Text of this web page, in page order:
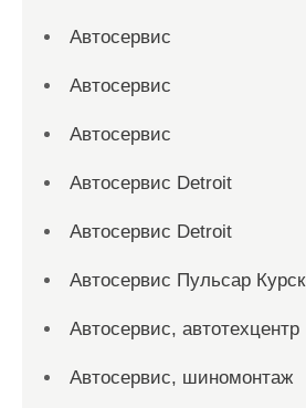
Автосервис
Автосервис
Автосервис
Автосервис Detroit
Автосервис Detroit
Автосервис Пульсар Курск
Автосервис, автотехцентр
Автосервис, шиномонтаж